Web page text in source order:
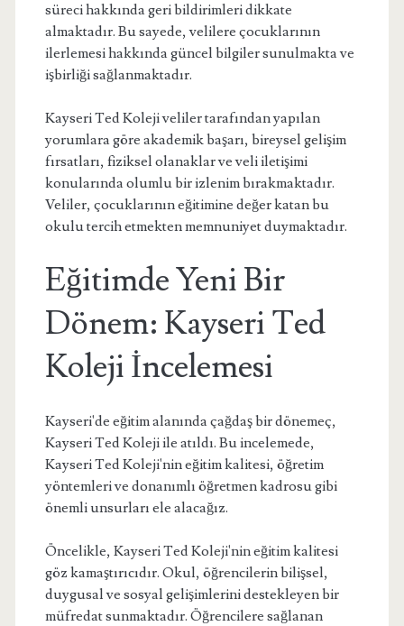
süreci hakkında geri bildirimleri dikkate
almaktadır. Bu sayede, velilere çocuklarının
ilerlemesi hakkında güncel bilgiler sunulmakta ve
işbirliği sağlanmaktadır.
Kayseri Ted Koleji veliler tarafından yapılan
yorumlara göre akademik başarı, bireysel gelişim
fırsatları, fiziksel olanaklar ve veli iletişimi
konularında olumlu bir izlenim bırakmaktadır.
Veliler, çocuklarının eğitimine değer katan bu
okulu tercih etmekten memnuniyet duymaktadır.
Eğitimde Yeni Bir
Dönem: Kayseri Ted
Koleji İncelemesi
Kayseri'de eğitim alanında çağdaş bir dönemeç,
Kayseri Ted Koleji ile atıldı. Bu incelemede,
Kayseri Ted Koleji'nin eğitim kalitesi, öğretim
yöntemleri ve donanımlı öğretmen kadrosu gibi
önemli unsurları ele alacağız.
Öncelikle, Kayseri Ted Koleji'nin eğitim kalitesi
göz kamaştırıcıdır. Okul, öğrencilerin bilişsel,
duygusal ve sosyal gelişimlerini destekleyen bir
müfredat sunmaktadır. Öğrencilere sağlanan